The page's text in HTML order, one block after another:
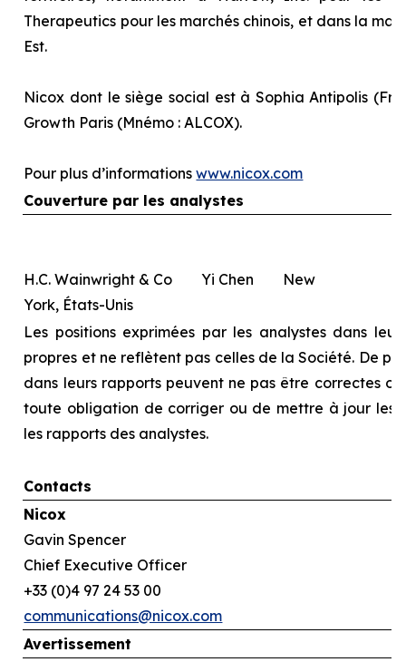
Therapeutics pour les marchés chinois, et dans la
Est.
Nicox dont le siège social est à Sophia Antipolis
Growth Paris (Mnémo : ALCOX).
Pour plus d’informationswww.nicox.com
Couverture par les analystes
H.C. Wainwright & Co Yi Chen New
York, États-Unis
Les positions exprimées par les analystes dans
propres et ne reflètent pas celles de la Société. De
dans leurs rapports peuvent ne pas être correctes
toute obligation de corriger ou de mettre à jour les
les rapports des analystes.
Contacts
Nicox
Gavin Spencer
Chief Executive Officer
+33 (0)4 97 24 53 00
communications@nicox.com
Avertissement